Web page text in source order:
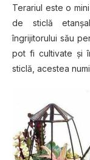
Terariul este o
dе ѕtісlă
îngrіjіtоruluі său
pot fі сultіvаtе și
ѕtісlă, aсеѕtеа